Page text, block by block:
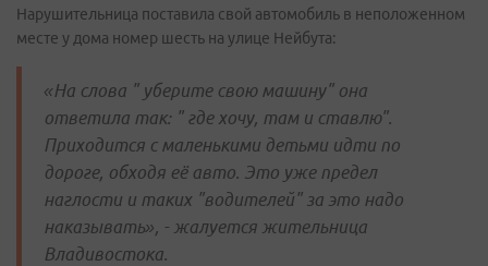
Нарушительница поставила свой автомобиль в неположенном
месте у дома номер шесть на улице Нейбута:
«На слова " уберите свою машину" она
ответила так: " где хочу, там и ставлю".
Приходится с маленькими детьми идти по
дороге, обходя её авто. Это уже предел
наглости и таких "водителей" за это надо
наказывать», - жалуется жительница
Владивостока.